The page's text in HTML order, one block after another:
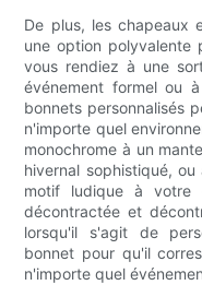
De plus, les chapeaux
une option polyvalente
vous rendiez à une
événement formel ou
bonnets personnalisés
n'importe quel
monochrome à un
hivernal sophistiqué,
motif ludique à votre
décontractée et
lorsqu'il s'agit de
bonnet pour qu'il
n'importe quel